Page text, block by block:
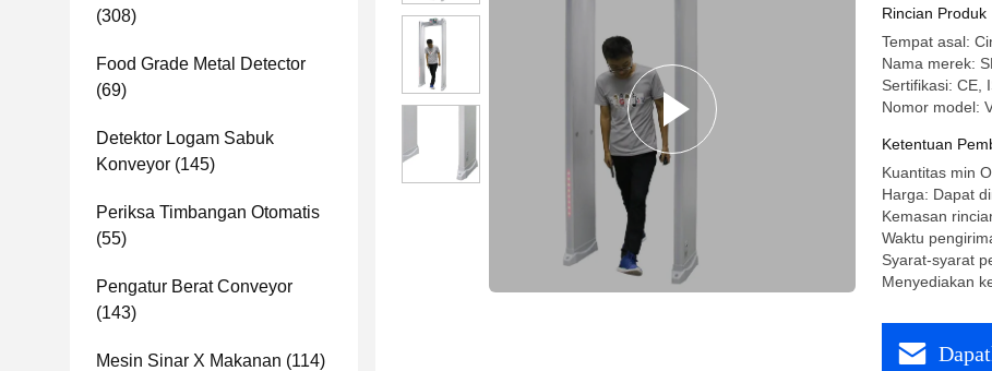
(308)
Food Grade Metal Detector
(69)
Detektor Logam Sabuk
Konveyor (145)
Periksa Timbangan Otomatis
(55)
Pengatur Berat Conveyor
(143)
Mesin Sinar X Makanan (114)
Rincian Produk
Tempat asal:
Nama merek:
Sertifikasi: CE,
Nomor model:
Ketentuan
Kuantitas min
Harga: Dapat
Kemasan
Waktu
Syarat-syarat
Menyediakan